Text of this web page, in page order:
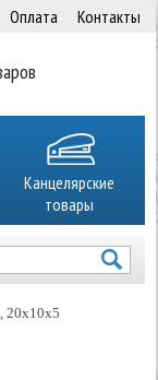
Оплата Контакты
Канцелярские
товары
20х10х5